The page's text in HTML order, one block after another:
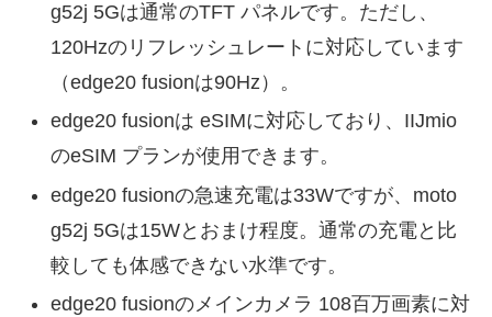
g52j 5Gは通常のTFT パネルです。ただし、
120Hzのリフレッシュレートに対応しています
（edge20 fusionは90Hz）。
edge20 fusionは eSIMに対応しており、IIJmio
のeSIM プランが使用できます。
edge20 fusionの急速充電は33Wですが、moto
g52j 5Gは15Wとおまけ程度。通常の充電と比
較しても体感できない水準です。
edge20 fusionのメインカメラ 108百万画素に対